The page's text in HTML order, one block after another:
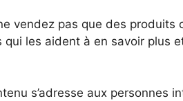
vendez pas que des produits
les aident à en savoir plus
s’adresse aux personnes